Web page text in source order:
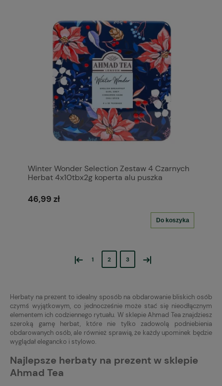
Winter Wonder Selection Zestaw 4 Czarnych
Herbat 4x10tbx2g koperta alu puszka
46,99 zł
Do koszyka
« 1 2 3 »
Herbaty na prezent to idealny sposób na obdarowanie bliskich osób
czymś wyjątkowym, co jednocześnie może stać się nieodłącznym
elementem ich codziennego rytuału. W sklepie Ahmad Tea znajdziesz
szeroką gamę herbat, które nie tylko zadowolą podniebienia
obdarowanych osób, ale również sprawią, że każdy upominek będzie
wyglądał elegancko i stylowo.
Najlepsze herbaty na prezent w sklepie
Ahmad Tea